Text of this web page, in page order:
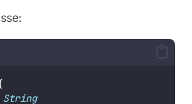
String